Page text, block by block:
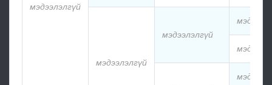
мэдээлэлгүй
мэдээлэлгүй
мэдээлэлгүй